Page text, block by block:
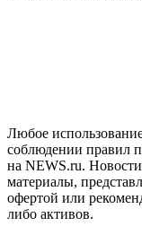
Любое
соблюдении правил
на NEWS.ru.
материалы,
офертой или
либо активов.